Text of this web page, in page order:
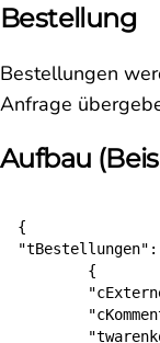
Bestellung
Bestellungen
Anfrage
Aufbau
{